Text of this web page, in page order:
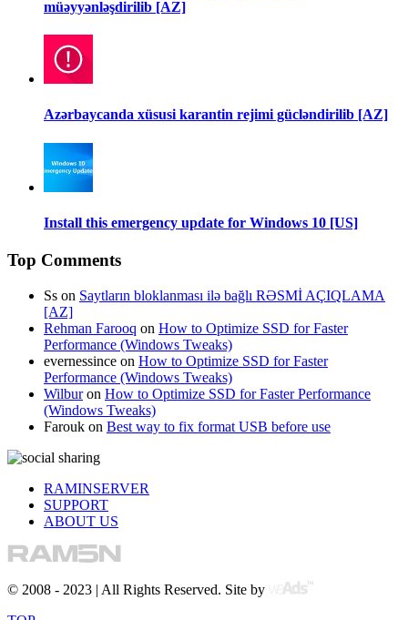
müəyyənləşdirilib [AZ]
Azərbaycanda xüsusi karantin rejimi gücləndirilib [AZ]
Install this emergency update for Windows 10 [US]
Top Comments
Ss on Saytların bloklanması ilə bağlı RƏSMİ AÇIQLAMA
[AZ]
Rehman Farooq on How to Optimize SSD for Faster
Performance (Windows Tweaks)
evernessince on How to Optimize SSD for Faster
Performance (Windows Tweaks)
Wilburon How to Optimize SSD for Faster Performance
(Windows Tweaks)
Farouk on Best way to fix format USB before use
RAMINSERVER
SUPPORT
ABOUT US
© 2008 - 2023 | All Rights Reserved. Site by